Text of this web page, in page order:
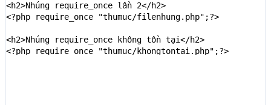
<h2>Nhúng require_once lần 2</h2>
<?php require_once "thumuc/filenhung.php";?>
<h2>Nhúng require_once không tồn tại</h2>
<?php require_once "thumuc/khongtontai.php";?>